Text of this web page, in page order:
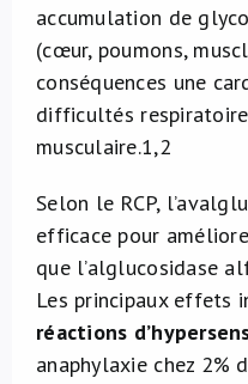
accumulation de
(cœur, poumons,
conséquences une
difficultés
musculaire.1,2
Selon le RCP,
efficace pour
que l’alglucosidase
Les principaux effets
réactions
anaphylaxie chez 2%